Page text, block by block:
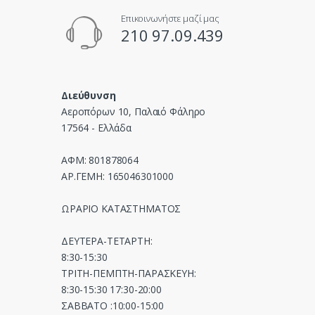
Επικοινωνήστε μαζί μας
210 97.09.439
Διεύθυνση
Αεροπόρων 10, Παλαιό Φάληρο
17564 - Ελλάδα
ΑΦΜ: 801878064
ΑΡ.ΓΕΜΗ: 165046301000
ΩΡΑΡΙΟ ΚΑΤΑΣΤΗΜΑΤΟΣ
ΔΕΥΤΕΡΑ-ΤΕΤΑΡΤΗ:
8:30-15:30
ΤΡΙΤΗ-ΠΕΜΠΤΗ-ΠΑΡΑΣΚΕΥΗ:
8:30-15:30 17:30-20:00
ΣΑΒΒΑΤΟ :10:00-15:00